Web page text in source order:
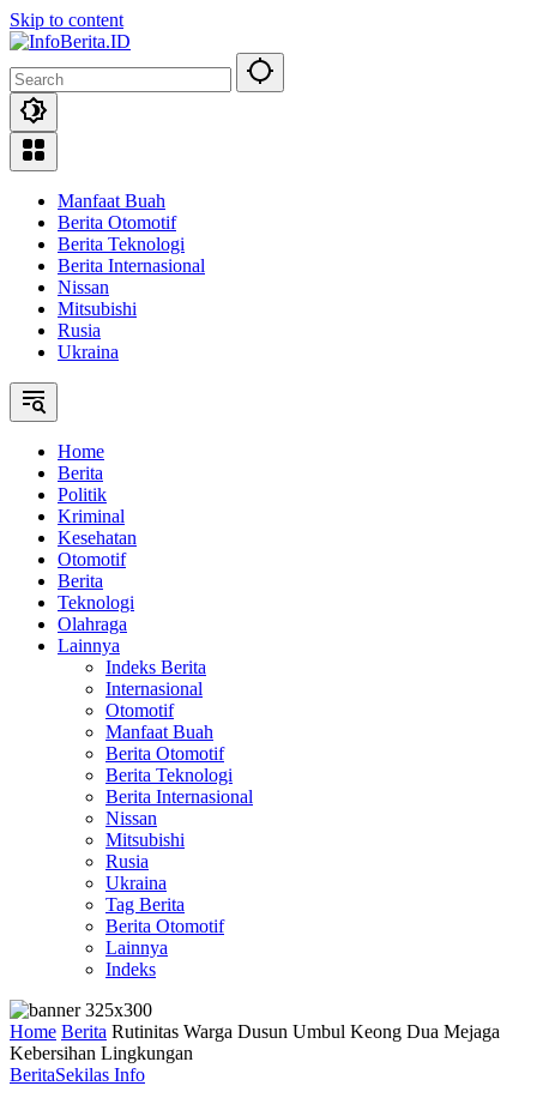
Skip to content
Manfaat Buah
Berita Otomotif
Berita Teknologi
Berita Internasional
Nissan
Mitsubishi
Rusia
Ukraina
Home
Berita
Politik
Kriminal
Kesehatan
Otomotif
Berita
Teknologi
Olahraga
Lainnya
Indeks Berita
Internasional
Otomotif
Manfaat Buah
Berita Otomotif
Berita Teknologi
Berita Internasional
Nissan
Mitsubishi
Rusia
Ukraina
Tag Berita
Berita Otomotif
Lainnya
Indeks
Home Berita Rutinitas Warga Dusun Umbul Keong Dua Mejaga
Kebersihan Lingkungan
BeritaSekilas Info